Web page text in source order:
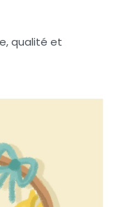
qualité et